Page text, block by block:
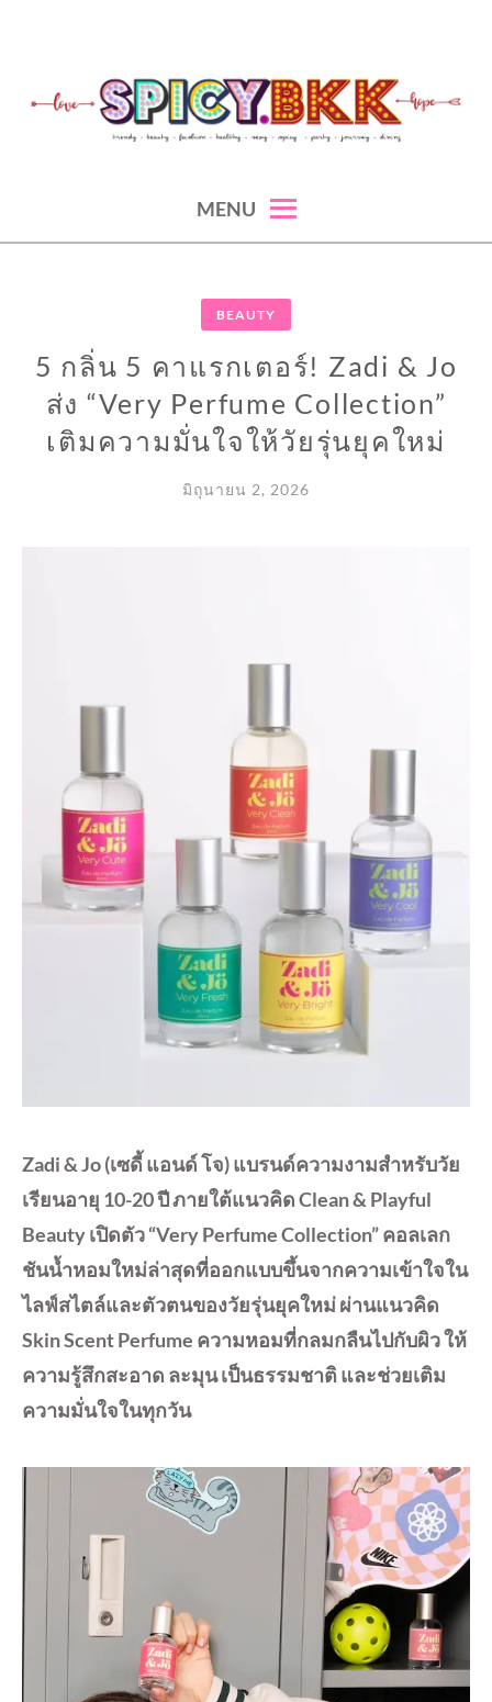
content
MENU
BEAUTY
5 กลิ่น 5 คาแรกเตอร์! Zadi & Jo
ส่ง “Very Perfume Collection”
เติมความมั่นใจให้วัยรุ่นยุคใหม่
มิถุนายน 2, 2026
Zadi & Jo (เซดี้ แอนด์ โจ) แบรนด์ความงามสำหรับวัย
เรียนอายุ 10-20 ปี ภายใต้แนวคิด Clean & Playful
Beauty เปิดตัว “Very Perfume Collection” คอลเลก
ชันน้ำหอมใหม่ล่าสุดที่ออกแบบขึ้นจากความเข้าใจใน
ไลฟ์สไตล์และตัวตนของวัยรุ่นยุคใหม่ ผ่านแนวคิด
Skin Scent Perfume ความหอมที่กลมกลืนไปกับผิว ให้
ความรู้สึกสะอาด ละมุน เป็นธรรมชาติ และช่วยเติม
ความมั่นใจในทุกวัน